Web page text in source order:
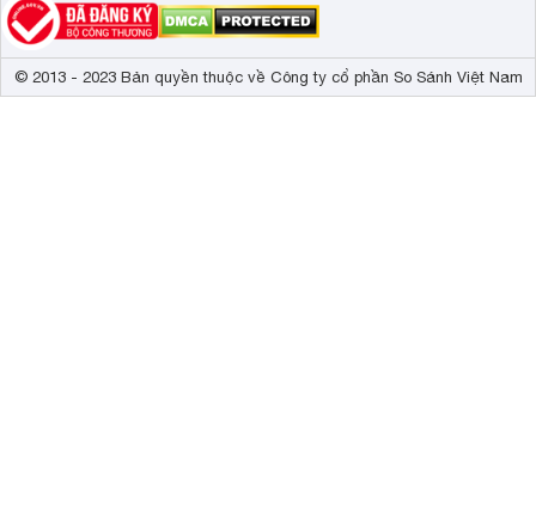
© 2013 - 2023 Bản quyền thuộc về Công ty cổ phần So Sánh Việt Nam